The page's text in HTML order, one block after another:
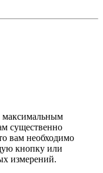
максимальным
существенно
вам необходимо
кнопку или
измерений.